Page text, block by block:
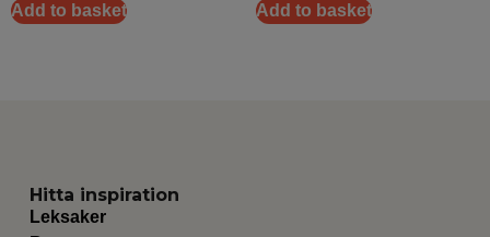
Add to basket Add to basket
Hitta inspiration
Leksaker